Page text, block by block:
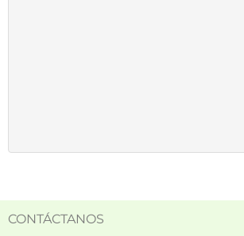
CONTÁCTANOS